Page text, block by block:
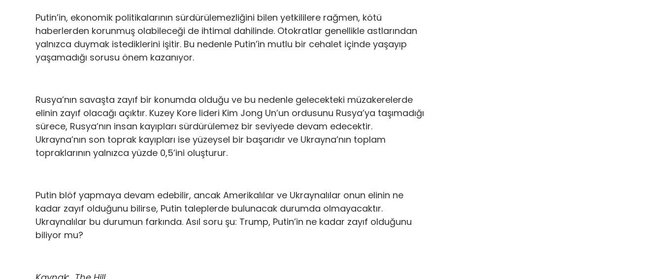
Putin’in, ekonomik politikalarının sürdürülemezliğini bilen yetkililere rağmen, kötü
haberlerden korunmuş olabileceği de ihtimal dahilinde. Otokratlar genellikle astlarından
yalnızca duymak istediklerini işitir. Bu nedenle Putin’in mutlu bir cehalet içinde yaşayıp
yaşamadığı sorusu önem kazanıyor.
Rusya’nın savaşta zayıf bir konumda olduğu ve bu nedenle gelecekteki müzakerelerde
elinin zayıf olacağı açıktır. Kuzey Kore lideri Kim Jong Un’un ordusunu Rusya’ya taşımadığı
sürece, Rusya’nın insan kayıpları sürdürülemez bir seviyede devam edecektir.
Ukrayna’nın son toprak kayıpları ise yüzeysel bir başarıdır ve Ukrayna’nın toplam
topraklarının yalnızca yüzde 0,5’ini oluşturur.
Putin blöf yapmaya devam edebilir, ancak Amerikalılar ve Ukraynalılar onun elinin ne
kadar zayıf olduğunu bilirse, Putin taleplerde bulunacak durumda olmayacaktır.
Ukraynalılar bu durumun farkında. Asıl soru şu: Trump, Putin’in ne kadar zayıf olduğunu
biliyor mu?